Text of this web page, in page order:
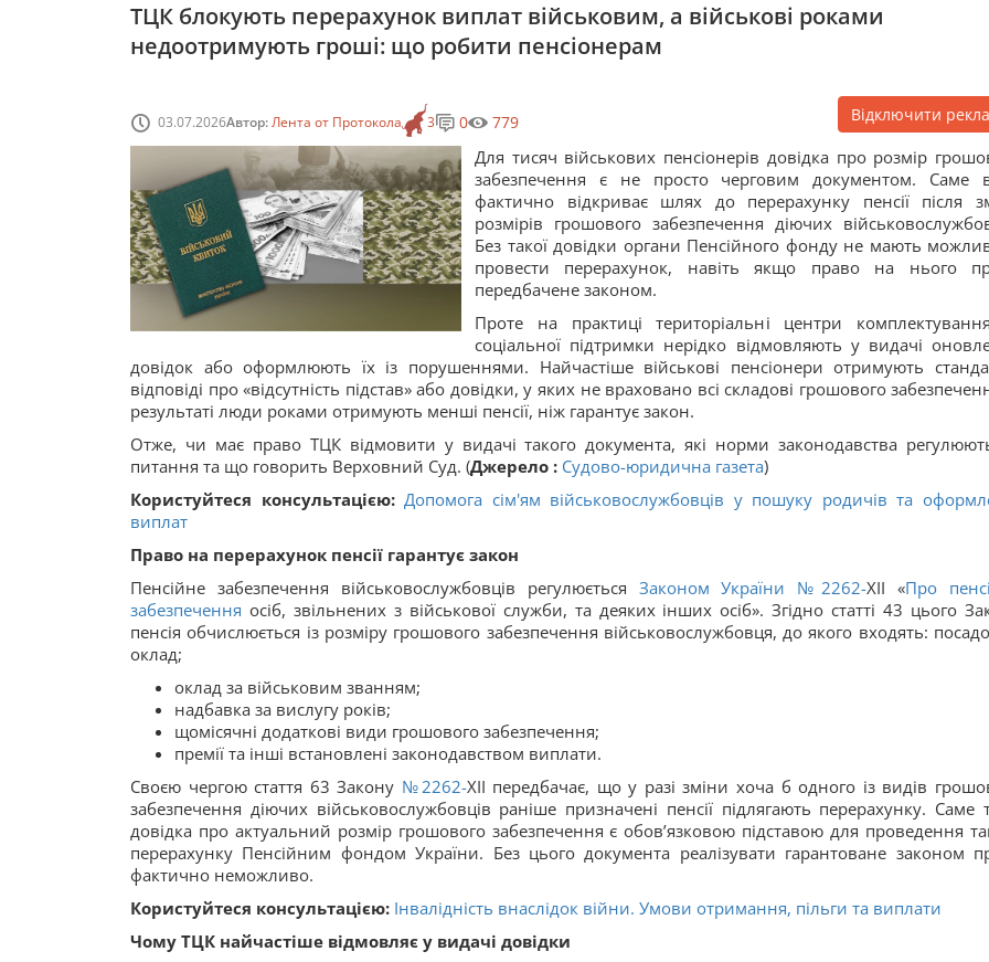
ТЦК блокують перерахунок виплат військовим, а військові роками
недоотримують гроші: що робити пенсіонерам
03.07.2026Автор:Лента от Протокола 3 0 779 Відключити
Для тисяч військових пенсіонерів довідка про розмір
забезпечення є не просто черговим документом. Саме
фактично відкриває шлях до перерахунку пенсії після
розмірів грошового забезпечення діючих
Без такої довідки органи Пенсійного фонду не мають
провести перерахунок, навіть якщо право на нього
передбачене законом.
Проте на практиці територіальні центри
соціальної підтримки нерідко відмовляють у видачі
довідок або оформлюють їх із порушеннями. Найчастіше військові пенсіонери отримують
відповіді про «відсутність підстав» або довідки, у яких не враховано всі складові грошового
результаті люди роками отримують менші пенсії, ніж гарантує закон.
Отже, чи має право ТЦК відмовити у видачі такого документа, які норми законодавства
питання та що говорить Верховний Суд. (Джерело : Судово-юридична газета)
Користуйтеся консультацією:Допомога сім'ям військовослужбовців у пошуку родичів та
виплат
Право на перерахунок пенсії гарантує закон
Пенсійне забезпечення військовослужбовців регулюється Законом України №2262-XII «Про
забезпечення осіб, звільнених з військової служби, та деяких інших осіб». Згідно статті 43 цього
пенсія обчислюється із розміру грошового забезпечення військовослужбовця, до якого входять:
оклад;
оклад за військовим званням;
надбавка за вислугу років;
щомісячні додаткові види грошового забезпечення;
премії та інші встановлені законодавством виплати.
Своєю чергою стаття 63 Закону №2262-XII передбачає, що у разі зміни хоча б одного із видів
забезпечення діючих військовослужбовців раніше призначені пенсії підлягають перерахунку. Саме
довідка про актуальний розмір грошового забезпечення є обов’язковою підставою для проведення
перерахунку Пенсійним фондом України. Без цього документа реалізувати гарантоване законом
фактично неможливо.
Користуйтеся консультацією: Інвалідність внаслідок війни. Умови отримання, пільги та виплати
Чому ТЦК найчастіше відмовляє у видачі довідки